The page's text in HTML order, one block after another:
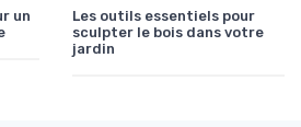
un
Les outils essentiels pour
sculpter le bois dans votre
jardin